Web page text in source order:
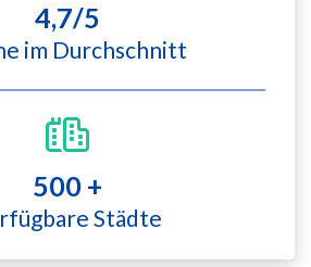
4,7/5
im Durchschnitt
500 +
Städte